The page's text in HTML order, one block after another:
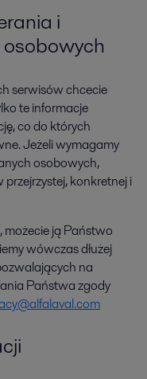
i
serwisów chcecie
te informacje
co do których
Jeżeli wymagamy
osobowych,
konkretnej i
możecie ją Państwo
wówczas dłużej
na
Państwa zgody